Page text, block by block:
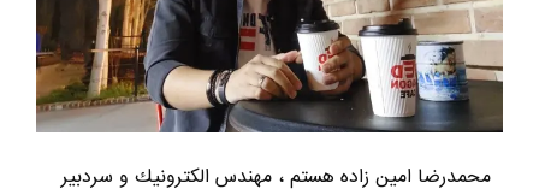
محمدرضا امين زاده هستم ، مهندس الكترونيك و سردبير